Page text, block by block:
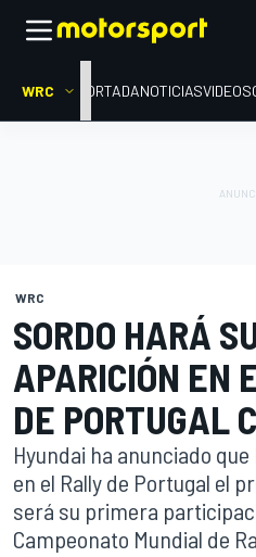
WRC PORTADANOTICIASVIDEOS
WRC
SORDO HARÁ
APARICIÓN EN
DE PORTUGAL
Hyundai ha anunciado
en el Rally de Portugal el
será su primera
Campeonato Mundial de